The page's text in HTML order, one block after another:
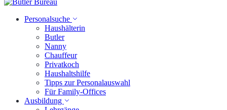
Personalsuche
Haushälterin
Butler
Nanny
Chauffeur
Privatkoch
Haushaltshilfe
Tipps zur Personalauswahl
Für Family-Offices
Ausbildung